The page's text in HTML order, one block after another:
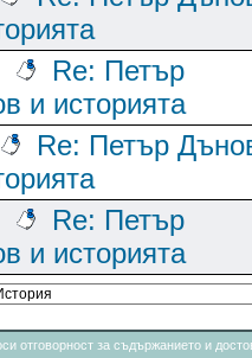
Re: Петър
и историята
Re: Петър
Re: Петър
и историята
отговорност за съдържанието и